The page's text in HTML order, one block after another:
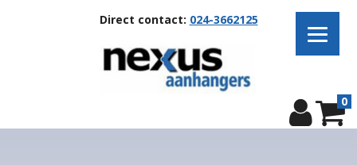
Direct contact: 024-3662125
0